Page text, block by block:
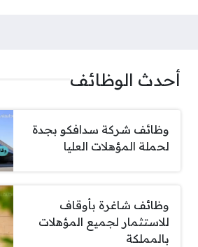
أحدث الوظائف
وظائف شركة سدافكو بجدة
لحملة المؤهلات العليا
وظائف شاغرة بأوقاف
للاستثمار لجميع المؤهلات
بالمملكة